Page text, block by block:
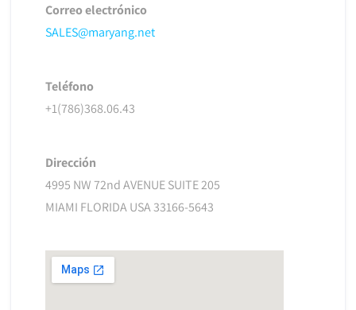
Correo electrónico
SALES@maryang.net
Teléfono
+1(786)368.06.43
Dirección
4995 NW 72nd AVENUE SUITE 205
MIAMI FLORIDA USA 33166-5643